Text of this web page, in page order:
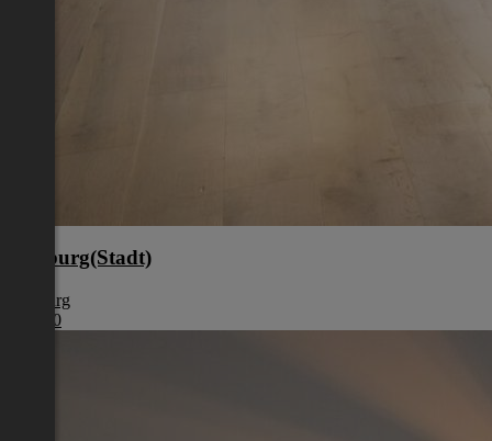
Salzburg(Stadt)
Salzburg
€ 1.850